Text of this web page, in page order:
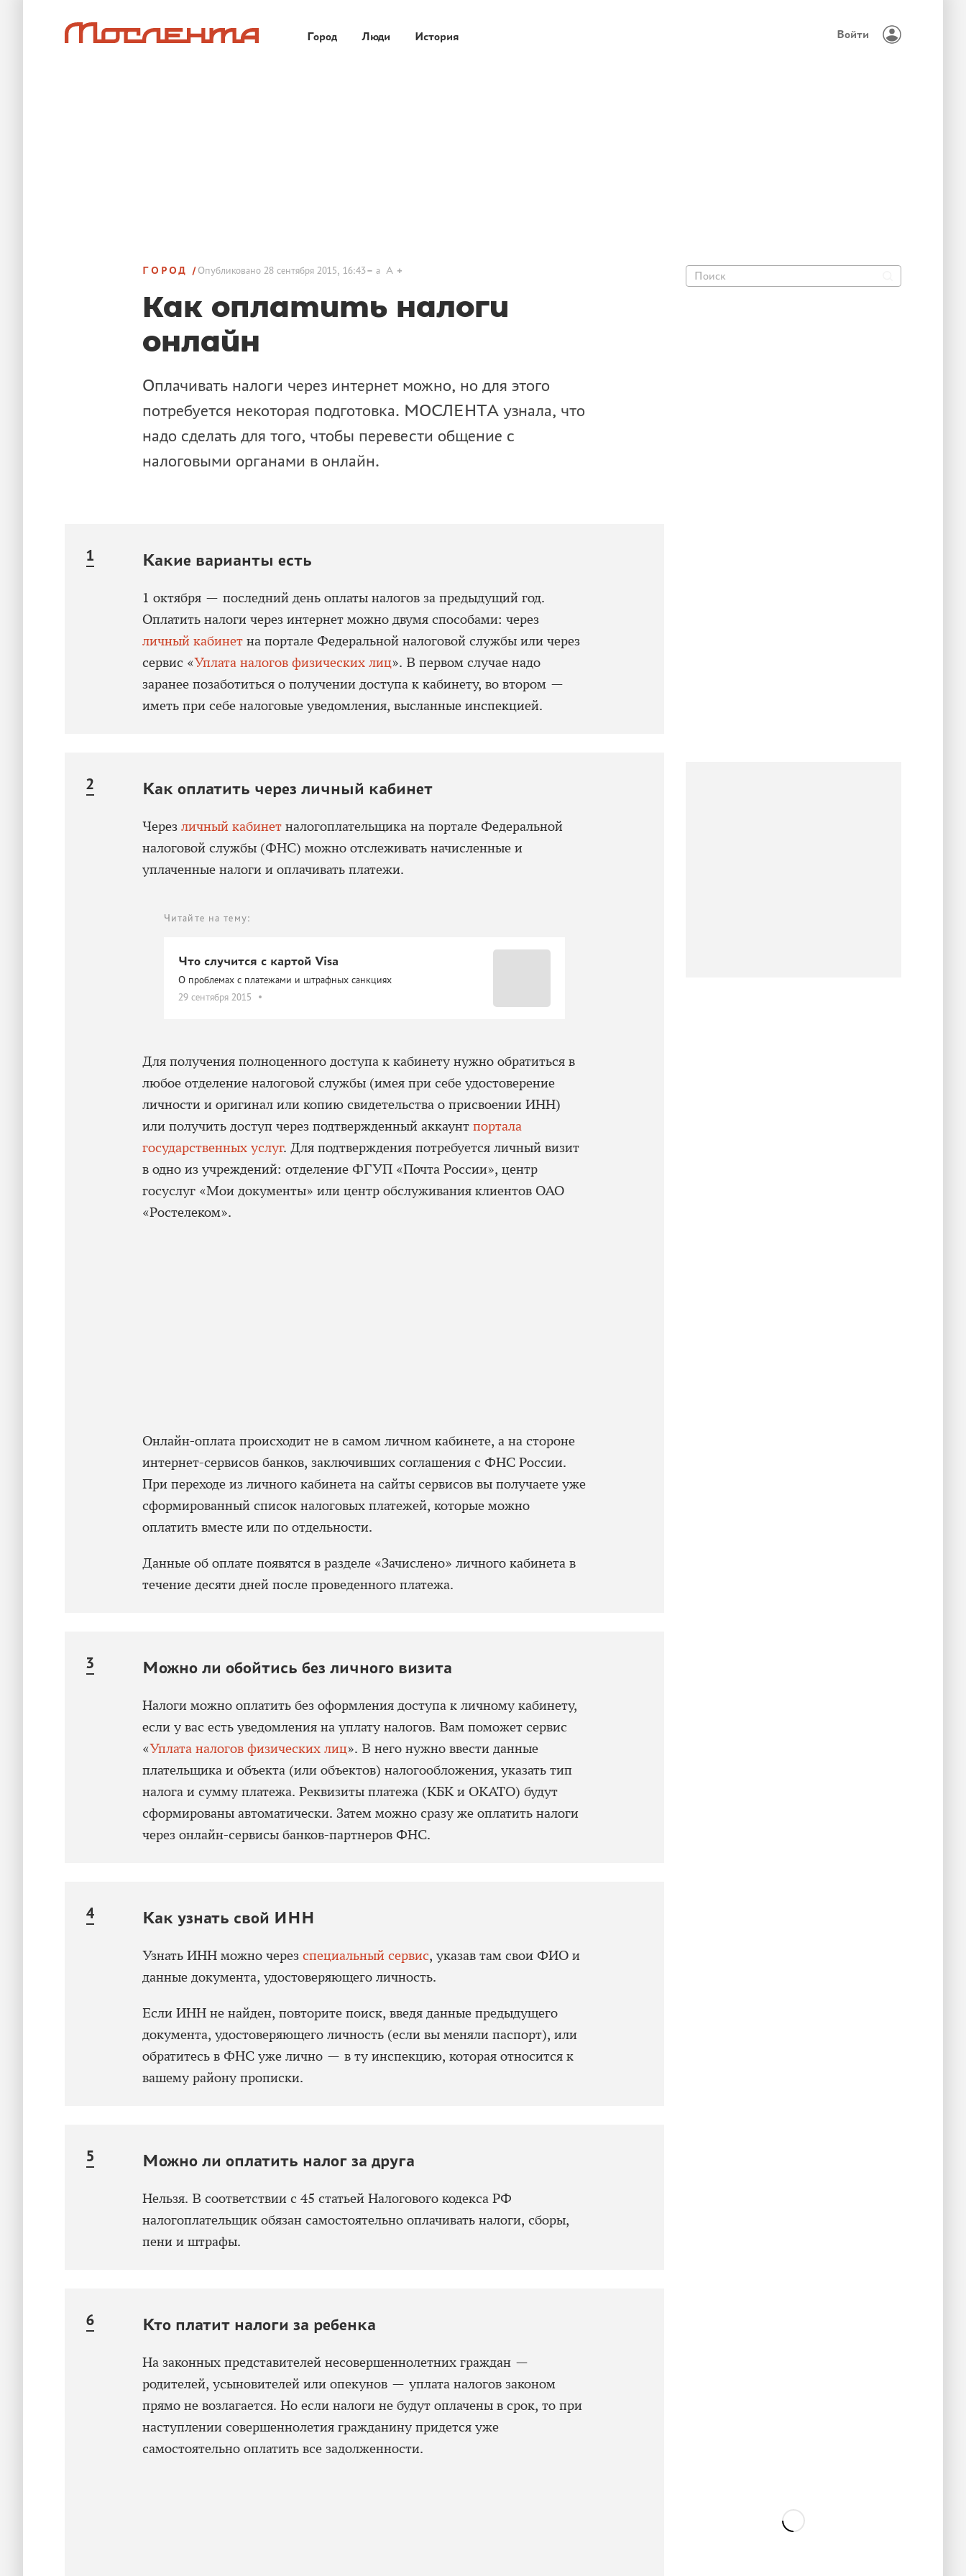
Город Люди История Войти
ГОРОД Опубликовано 28 сентября 2015, 16:43 a A
Как оплатить налоги
онлайн
Оплачивать налоги через интернет можно, но для этого
потребуется некоторая подготовка. МОСЛЕНТА узнала, что
надо сделать для того, чтобы перевести общение с
налоговыми органами в онлайн.
Какие варианты есть
1 октября — последний день оплаты налогов за предыдущий год.
Оплатить налоги через интернет можно двумя способами: через
личный кабинет на портале Федеральной налоговой службы или через
сервис «Уплата налогов физических лиц». В первом случае надо
заранее позаботиться о получении доступа к кабинету, во втором —
иметь при себе налоговые уведомления, высланные инспекцией.
Как оплатить через личный кабинет
Через личный кабинет налогоплательщика на портале Федеральной
налоговой службы (ФНС) можно отслеживать начисленные и
уплаченные налоги и оплачивать платежи.
Читайте на тему:
Что случится с картой Visa
О проблемах с платежами и штрафных санкциях
29 сентября 2015
Для получения полноценного доступа к кабинету нужно обратиться в
любое отделение налоговой службы (имея при себе удостоверение
личности и оригинал или копию свидетельства о присвоении ИНН)
или получить доступ через подтвержденный аккаунт портала
государственных услуг. Для подтверждения потребуется личный визит
в одно из учреждений: отделение ФГУП «Почта России», центр
госуслуг «Мои документы» или центр обслуживания клиентов ОАО
«Ростелеком».
Онлайн-оплата происходит не в самом личном кабинете, а на стороне
интернет-сервисов банков, заключивших соглашения с ФНС России.
При переходе из личного кабинета на сайты сервисов вы получаете уже
сформированный список налоговых платежей, которые можно
оплатить вместе или по отдельности.
Данные об оплате появятся в разделе «Зачислено» личного кабинета в
течение десяти дней после проведенного платежа.
Можно ли обойтись без личного визита
Налоги можно оплатить без оформления доступа к личному кабинету,
если у вас есть уведомления на уплату налогов. Вам поможет сервис
«Уплата налогов физических лиц». В него нужно ввести данные
плательщика и объекта (или объектов) налогообложения, указать тип
налога и сумму платежа. Реквизиты платежа (КБК и ОКАТО) будут
сформированы автоматически. Затем можно сразу же оплатить налоги
через онлайн-сервисы банков-партнеров ФНС.
Как узнать свой ИНН
Узнать ИНН можно через специальный сервис, указав там свои ФИО и
данные документа, удостоверяющего личность.
Если ИНН не найден, повторите поиск, введя данные предыдущего
документа, удостоверяющего личность (если вы меняли паспорт), или
обратитесь в ФНС уже лично — в ту инспекцию, которая относится к
вашему району прописки.
Можно ли оплатить налог за друга
Нельзя. В соответствии с 45 статьей Налогового кодекса РФ
налогоплательщик обязан самостоятельно оплачивать налоги, сборы,
пени и штрафы.
Кто платит налоги за ребенка
На законных представителей несовершеннолетних граждан —
родителей, усыновителей или опекунов — уплата налогов законом
прямо не возлагается. Но если налоги не будут оплачены в срок, то при
наступлении совершеннолетия гражданину придется уже
самостоятельно оплатить все задолженности.